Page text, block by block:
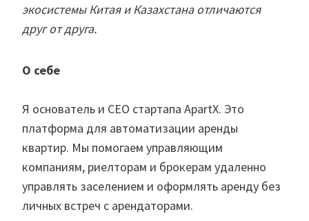
экосистемы Китая и Казахстана отличаются
друг от друга.
О себе
Я основатель и CEO стартапа ApartX. Это
платформа для автоматизации аренды
квартир. Мы помогаем управляющим
компаниям, риелторам и брокерам удаленно
управлять заселением и оформлять аренду без
личных встреч с арендаторами.